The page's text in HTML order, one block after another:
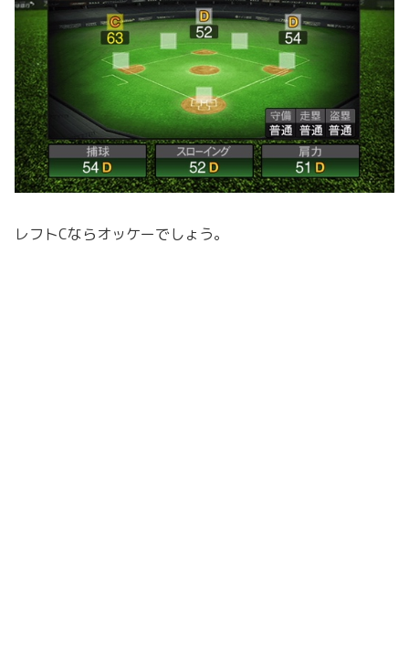
レフトCならオッケーでしょう。